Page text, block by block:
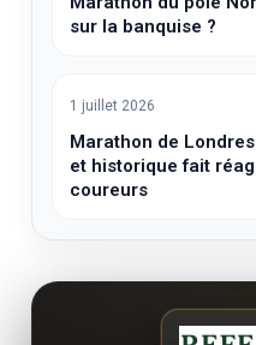
sur la banquise ?
1 juillet 2026
Marathon de
et historique fait
coureurs